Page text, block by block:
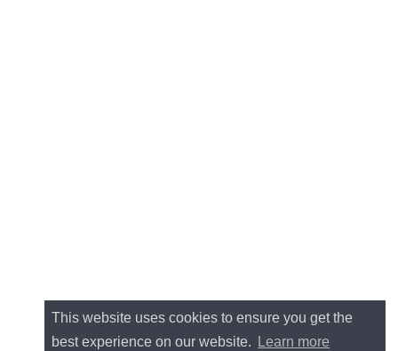
This website uses cookies to ensure you get the
best experience on our website.
Learn more